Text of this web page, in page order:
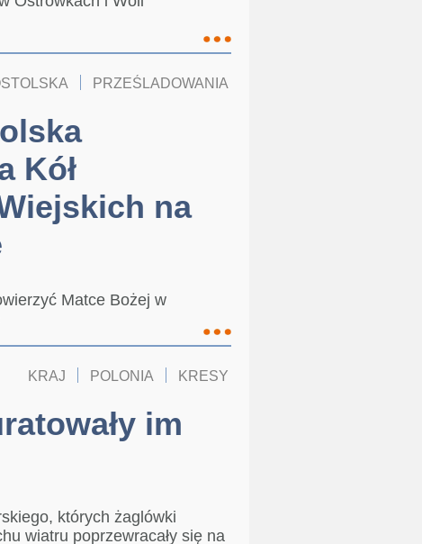
PRZEŚLADOWANIA
Kół
na
Matce Bożej w
KRESY
POLONIA
KRAJ
im
których żaglówki
wiatru poprzewracały się na